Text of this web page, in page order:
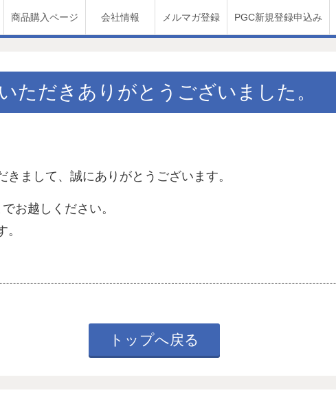
商品購入ページ 会社情報 メルマガ登録 PGC新規登録申込み
ただきありがとうございました。
まして、誠にありがとうございます。
お越しください。
トップへ戻る